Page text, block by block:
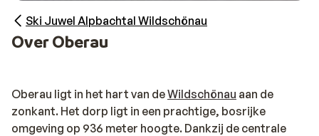
Ski Juwel Alpbachtal Wildschönau
Over Oberau
Oberau ligt in het hart van deWildschönau aan de
zonkant. Het dorp ligt in een prachtige, bosrijke
omgeving op 936 meter hoogte. Dankzij de centrale